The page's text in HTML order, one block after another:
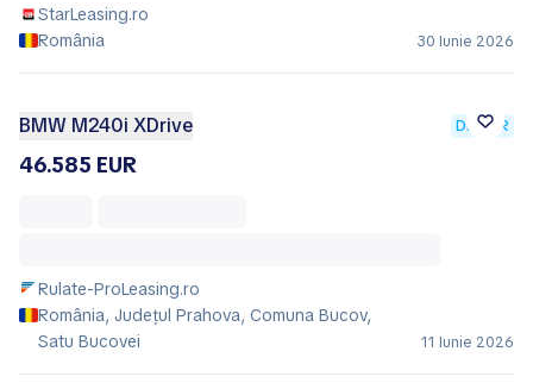
StarLeasing.ro
România
30 Iunie 2026
BMW M240i XDrive DEALER
46.585 EUR
Rulate-ProLeasing.ro
România, Județul Prahova, Comuna Bucov,
Satu Bucovei
11 Iunie 2026